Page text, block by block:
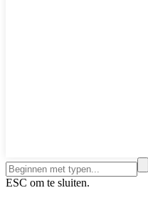
ESC om te sluiten.